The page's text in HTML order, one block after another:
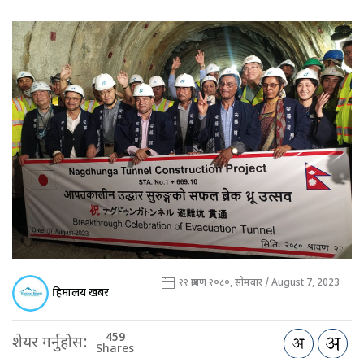
हिमालय खबर २२ श्रावण २०८०, सोमबार / August 7, 2023
शेयर गर्नुहोस: 459
Shares